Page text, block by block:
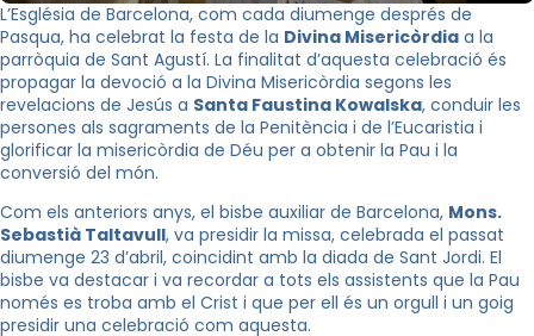
L’Església de Barcelona, com cada diumenge després de
Pasqua, ha celebrat la festa de la Divina Misericòrdia a la
parròquia de Sant Agustí. La finalitat d’aquesta celebració és
propagar la devoció a la Divina Misericòrdia segons les
revelacions de Jesús a Santa Faustina Kowalska, conduir les
persones als sagraments de la Penitència i de l’Eucaristia i
glorificar la misericòrdia de Déu per a obtenir la Pau i la
conversió del món.
Com els anteriors anys, el bisbe auxiliar de Barcelona, Mons.
Sebastià Taltavull, va presidir la missa, celebrada el passat
diumenge 23 d’abril, coincidint amb la diada de Sant Jordi. El
bisbe va destacar i va recordar a tots els assistents que la Pau
només es troba amb el Crist i que per ell és un orgull i un goig
presidir una celebració com aquesta.